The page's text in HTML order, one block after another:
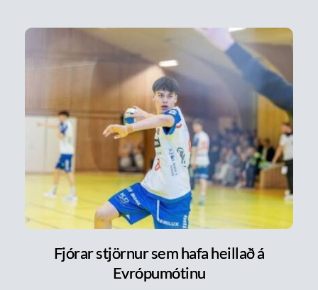
Fjórar stjörnur sem hafa heillað á
Evrópumótinu